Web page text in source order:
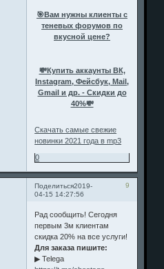
🎯Вам нужны клиенты с
теневых форумов по
вкусной цене?
💸Купить аккаунты ВК,
Instagram, Фейсбук, Mail,
Gmail и др. - Скидки до
40%💸
Скачать самые свежие
новинки 2021 года в mp3
0
Поделиться 9
2019-
04-15 14:27:56
Рад сообщить! Сегодня
первым 3м клиентам
скидка 20% на все услуги!
Для заказа пишите:
▶ Telega